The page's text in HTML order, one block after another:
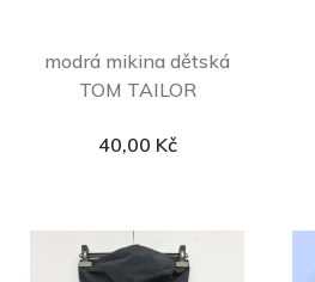
modrá mikina dětská
TOM TAILOR
40,00 Kč